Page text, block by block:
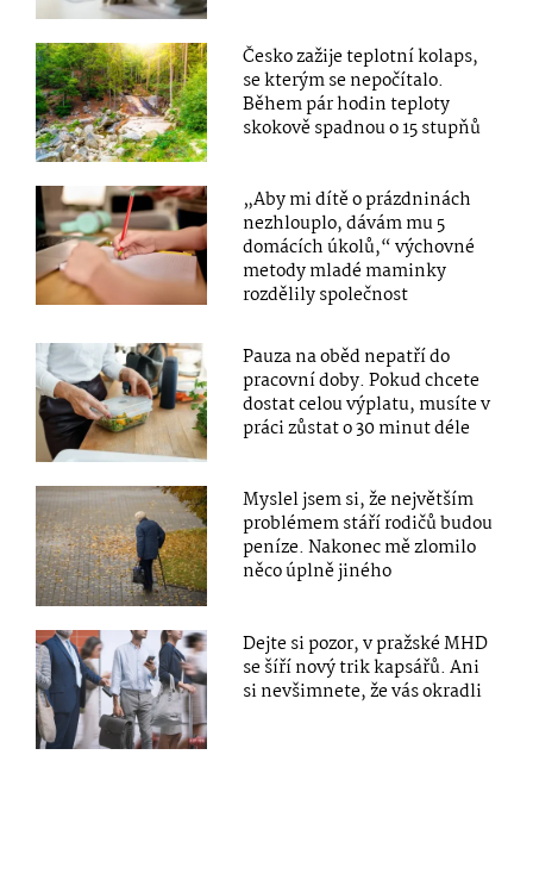
Česko zažije teplotní kolaps,
se kterým se nepočítalo.
Během pár hodin teploty
skokově spadnou o 15 stupňů
„Aby mi dítě o prázdninách
nezhlouplo, dávám mu 5
domácích úkolů,“ výchovné
metody mladé maminky
rozdělily společnost
Pauza na oběd nepatří do
pracovní doby. Pokud chcete
dostat celou výplatu, musíte v
práci zůstat o 30 minut déle
Myslel jsem si, že největším
problémem stáří rodičů budou
peníze. Nakonec mě zlomilo
něco úplně jiného
Dejte si pozor, v pražské MHD
se šíří nový trik kapsářů. Ani
si nevšimnete, že vás okradli